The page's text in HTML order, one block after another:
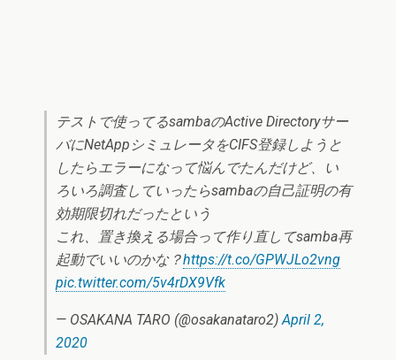
テストで使ってるsambaのActive Directoryサー
バにNetAppシミュレータをCIFS登録しようと
したらエラーになって悩んでたんだけど、い
ろいろ調査していったらsambaの自己証明の有
効期限切れだったという
これ、置き換える場合って作り直してsamba再
起動でいいのかな？https://t.co/GPWJLo2vng
pic.twitter.com/5v4rDX9Vfk
— OSAKANA TARO (@osakanataro2)April 2,
2020